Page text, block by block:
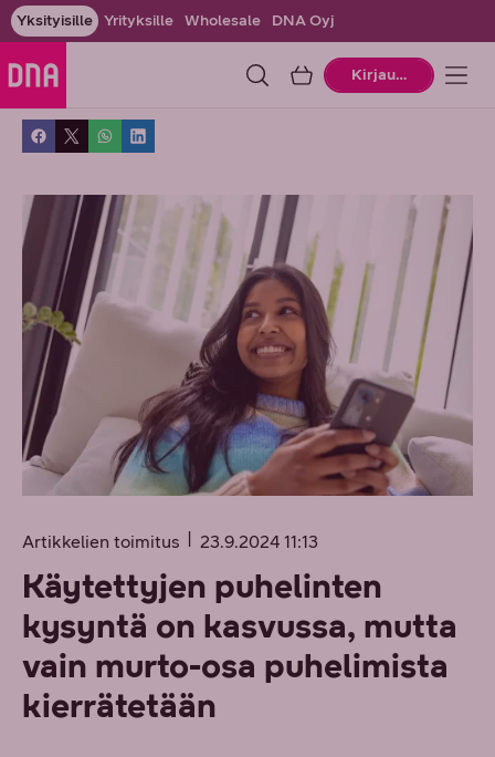
Yksityisille Yrityksille Wholesale DNA Oyj
OstoskoriKirjaudu
Artikkelien toimitus 23.9.2024 11:13
Käytettyjen puhelinten
kysyntä on kasvussa, mutta
vain murto-osa puhelimista
kierrätetään